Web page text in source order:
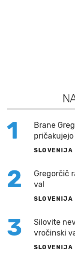
1
Brane
SLOVENIJA
2
Gregorčič
val
SLOVENIJA
3
Silovite
vročinski
SLOVENIJA